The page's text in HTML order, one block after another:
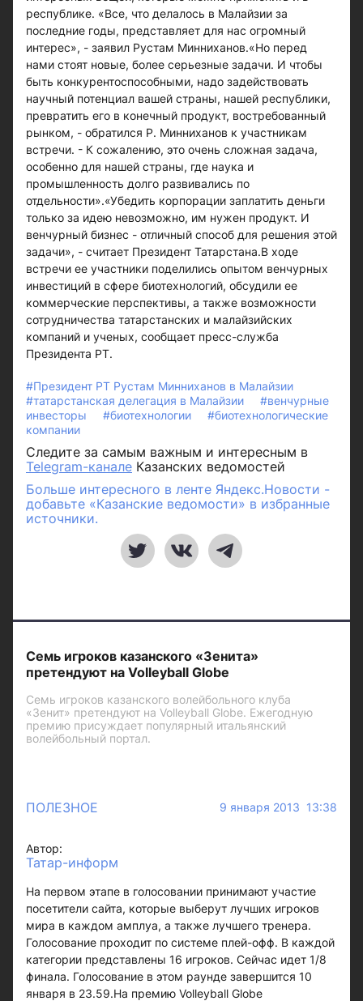
республике. «Все, что делалось в Малайзии за
последние годы, представляет для нас огромный
интерес», - заявил Рустам Минниханов.«Но перед
нами стоят новые, более серьезные задачи. И чтобы
быть конкурентоспособными, надо задействовать
научный потенциал вашей страны, нашей республики,
превратить его в конечный продукт, востребованный
рынком, - обратился Р. Минниханов к участникам
встречи. - К сожалению, это очень сложная задача,
особенно для нашей страны, где наука и
промышленность долго развивались по
отдельности».«Убедить корпорации заплатить деньги
только за идею невозможно, им нужен продукт. И
венчурный бизнес - отличный способ для решения этой
задачи», - считает Президент Татарстана.В ходе
встречи ее участники поделились опытом венчурных
инвестиций в сфере биотехнологий, обсудили ее
коммерческие перспективы, а также возможности
сотрудничества татарстанских и малайзийских
компаний и ученых, сообщает пресс-служба
Президента РТ.
#Президент РТ Рустам Минниханов в Малайзии
#татарстанская делегация в Малайзии
#венчурные
инвесторы
#биотехнологии
#биотехнологические
компании
Следите за самым важным и интересным в
Telegram-канале Казанских ведомостей
Больше интересного в ленте Яндекс.Новости -
добавьте «Казанские ведомости» в избранные
источники.
Семь игроков казанского «Зенита»
претендуют на Volleyball Globe
Семь игроков казанского волейбольного клуба
«Зенит» претендуют на Volleyball Globe. Ежегодную
премию присуждает популярный итальянский
волейбольный портал.
ПОЛЕЗНОЕ 9 января 2013 13:38
Автор:
Татар-информ
На первом этапе в голосовании принимают участие
посетители сайта, которые выберут лучших игроков
мира в каждом амплуа, а также лучшего тренера.
Голосование проходит по системе плей-офф. В каждой
категории представлены 16 игроков. Сейчас идет 1/8
финала. Голосование в этом раунде завершится 10
января в 23.59.На премию Volleyball Globe